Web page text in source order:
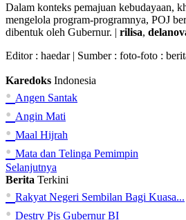
Dalam konteks pemajuan kebudayaan,
mengelola program-programnya, POJ
dibentuk oleh Gubernur. | rilisa,
Editor : haedar| Sumber : foto-foto :
Karedoks Indonesia
• Angen Santak
• Angin Mati
• Maal Hijrah
• Mata dan Telinga Pemimpin
Selanjutnya
Berita Terkini
• Rakyat Negeri Sembilan Bagi Kuasa...
• Destry Pjs Gubernur BI